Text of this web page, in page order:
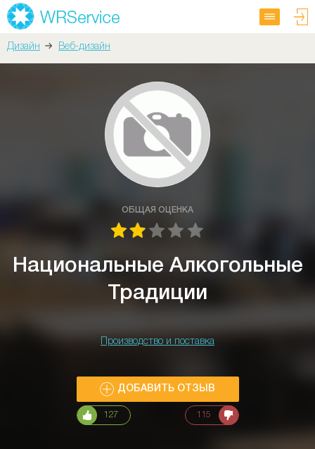
Дизайн Веб-дизайн
ОБЩАЯ ОЦЕНКА
Национальные Алкогольные
Традиции
Производство и поставка
ДОБАВИТЬ ОТЗЫВ
127 115